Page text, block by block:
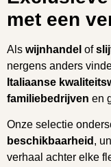
met een
Als wijnhandel of
nergens anders
Italiaanse
familiebedrijven en
Onze selectie
beschikbaarheid ,
verhaal achter elke